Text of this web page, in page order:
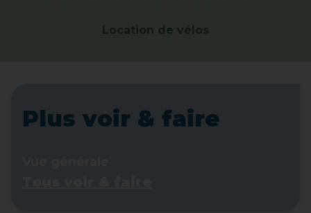
Location de vélos
Plus voir & faire